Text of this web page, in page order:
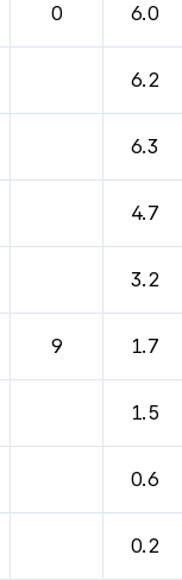
0 6.0
6.2
6.3
4.7
3.2
9 1.7
1.5
0.6
0.2